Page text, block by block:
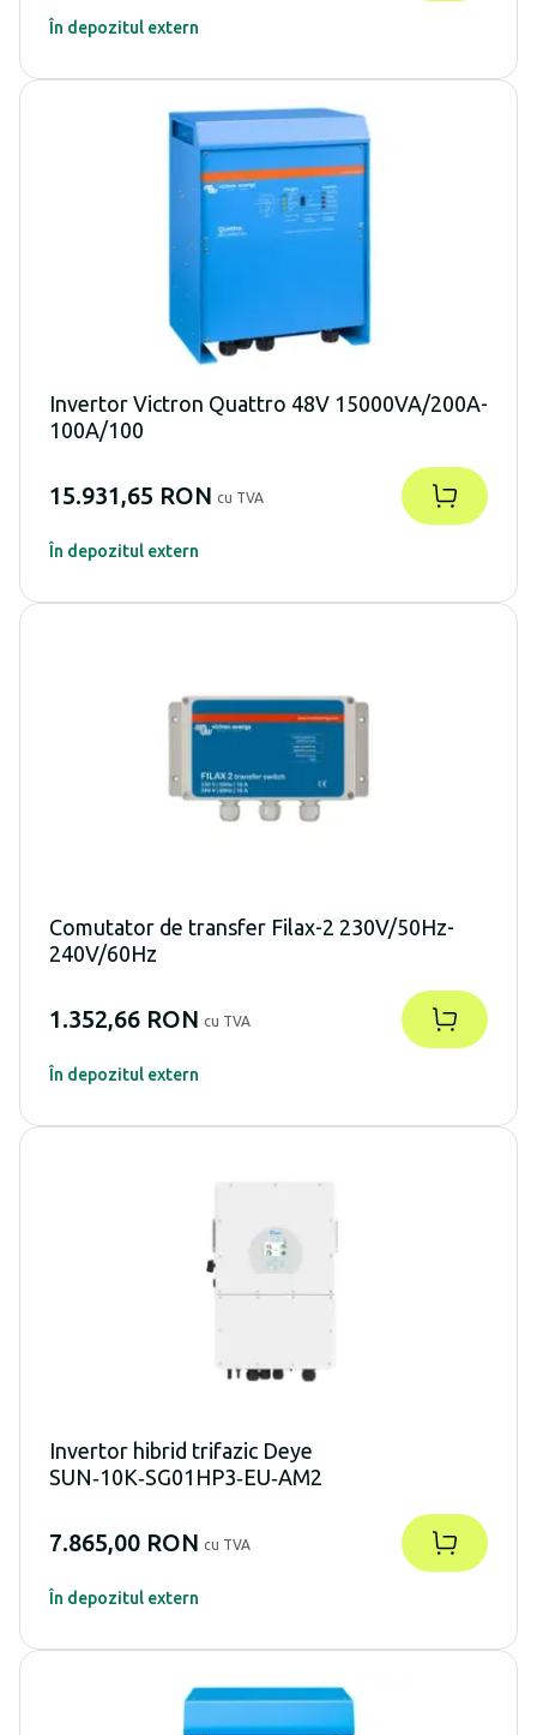
În depozitul extern
Invertor Victron Quattro 48V 15000VA/200A-
100A/100
15.931,65 RON cu TVA
În depozitul extern
Comutator de transfer Filax-2 230V/50Hz-
240V/60Hz
1.352,66 RON cu TVA
În depozitul extern
Invertor hibrid trifazic Deye
SUN‑10K‑SG01HP3‑EU‑AM2
7.865,00 RON cu TVA
În depozitul extern